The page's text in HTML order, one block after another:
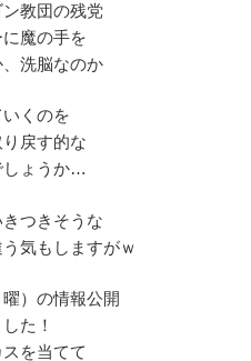
教団の残党
魔の手を
洗脳なのか
くのを
戻す的な
しょうか…
つきそうな
気もしますがｗ
）の情報公開
た！
を当てて